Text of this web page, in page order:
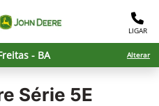
LIGAR
- BA Alterar
Série 5E